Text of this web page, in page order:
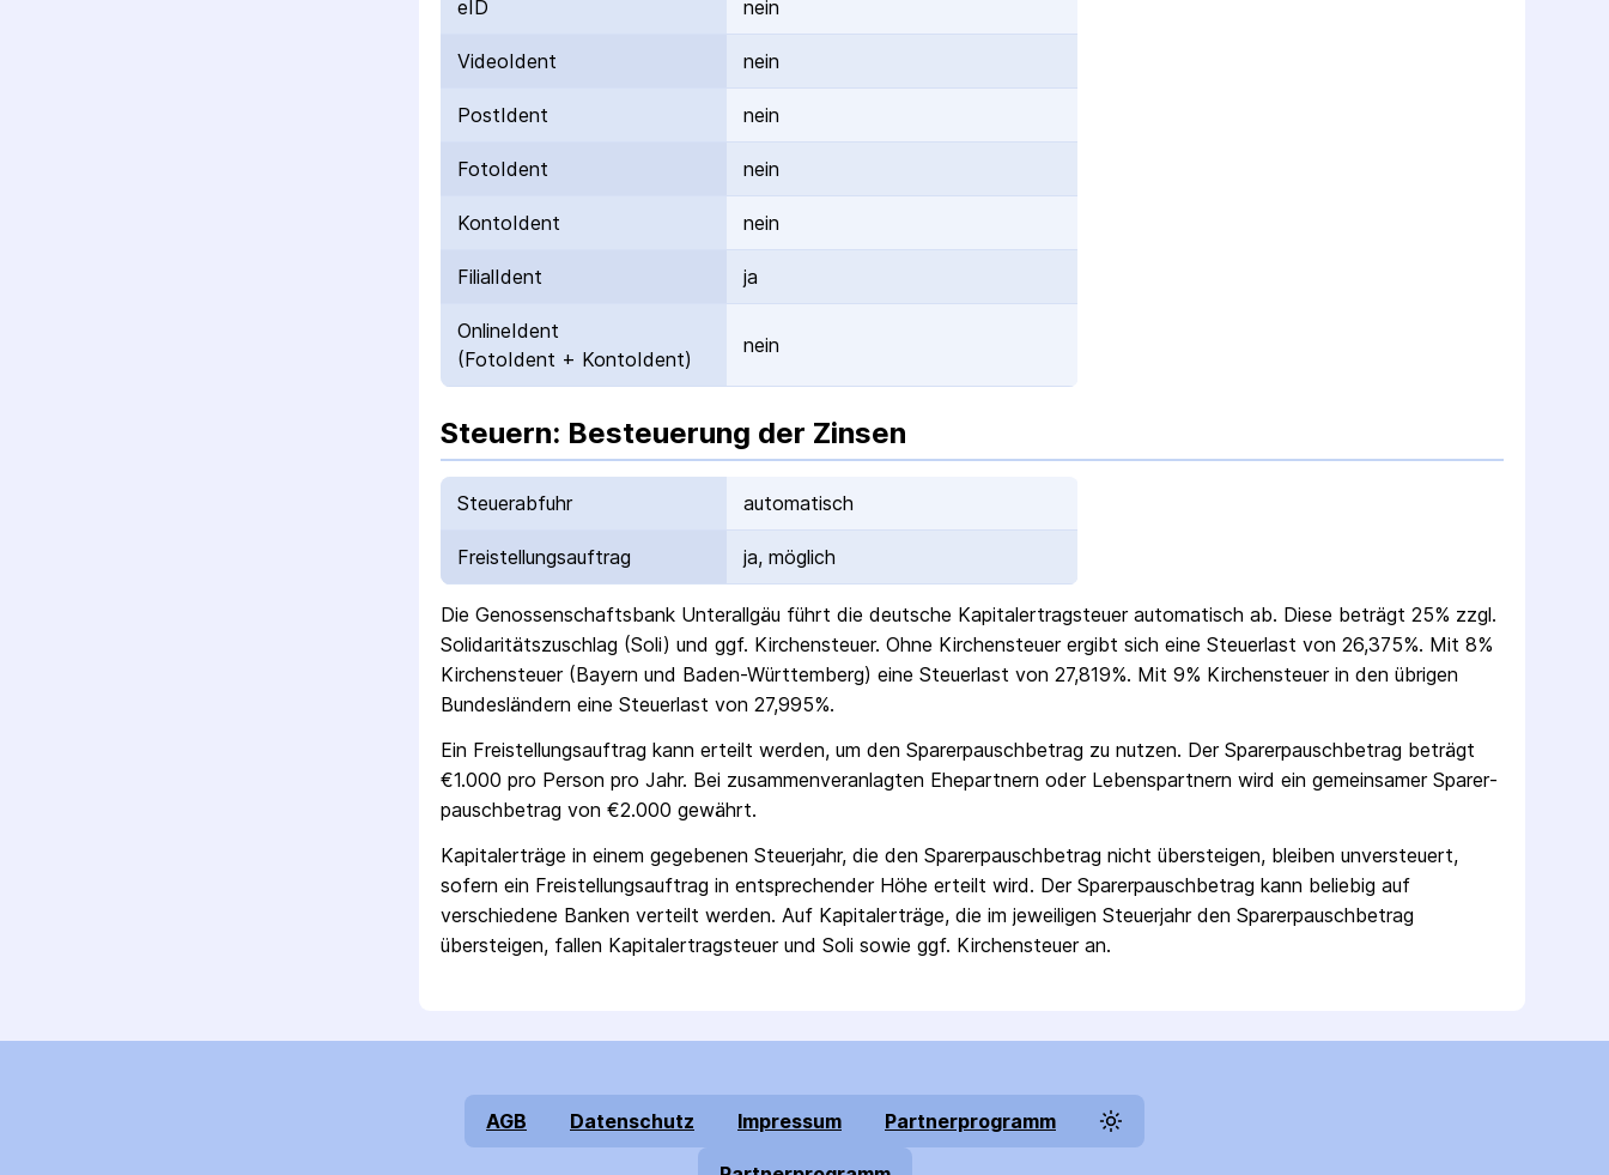
eID nein
VideoIdent nein
PostIdent nein
FotoIdent nein
KontoIdent nein
FilialIdent ja
OnlineIdent
(FotoIdent + KontoIdent)
nein
Steuern: Besteuerung der Zinsen
Steuerabfuhr automatisch
Freistellungs­auftrag ja, möglich
Die Genossenschaftsbank Unterallgäu führt die deutsche Kapital­ertrag­steuer automatisch ab. Diese beträgt 25% zzgl.
Solidaritäts­zuschlag (Soli) und ggf. Kirchensteuer. Ohne Kirchensteuer ergibt sich eine Steuerlast von 26,375%. Mit 8%
Kirchensteuer (Bayern und Baden-Württemberg) eine Steuerlast von 27,819%. Mit 9% Kirchensteuer in den übrigen
Bundesländern eine Steuerlast von 27,995%.
Ein Freistellungs­auftrag kann erteilt werden, um den Sparer­pausch­betrag zu nutzen. Der Sparer­pausch­betrag beträgt
€1.000 pro Person pro Jahr. Bei zusammenveranlagten Ehepartnern oder Lebenspartnern wird ein gemeinsamer Sparer­
pausch­betrag von €2.000 gewährt.
Kapitalerträge in einem gegebenen Steuerjahr, die den Sparer­pausch­betrag nicht übersteigen, bleiben unversteuert,
sofern ein Freistellungs­auftrag in entsprechender Höhe erteilt wird. Der Sparer­pausch­betrag kann beliebig auf
verschiedene Banken verteilt werden. Auf Kapitalerträge, die im jeweiligen Steuerjahr den Sparer­pausch­betrag
übersteigen, fallen Kapital­ertrag­steuer und Soli sowie ggf. Kirchensteuer an.
AGB Datenschutz Impressum Partnerprogramm